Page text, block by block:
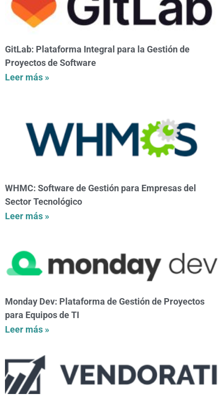
GitLab: Plataforma Integral para la Gestión de
Proyectos de Software
Leer más »
WHMC: Software de Gestión para Empresas del
Sector Tecnológico
Leer más »
Monday Dev: Plataforma de Gestión de Proyectos
para Equipos de TI
Leer más »